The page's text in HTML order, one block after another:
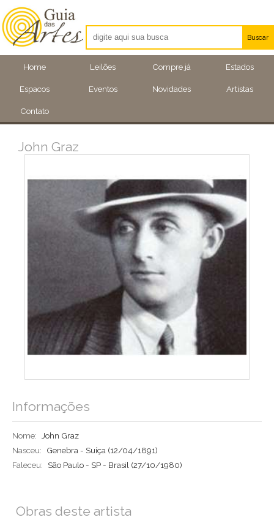
Home Leilões Compre já Estados
Espacos Eventos Novidades Artistas
Contato
Buscar
Artistas
Eventos
John Graz
Informações
Nome: John Graz
Nasceu:
Genebra - Suíça (12/04/1891)
Faleceu:
São Paulo - SP - Brasil (27/10/1980)
Obras deste artista